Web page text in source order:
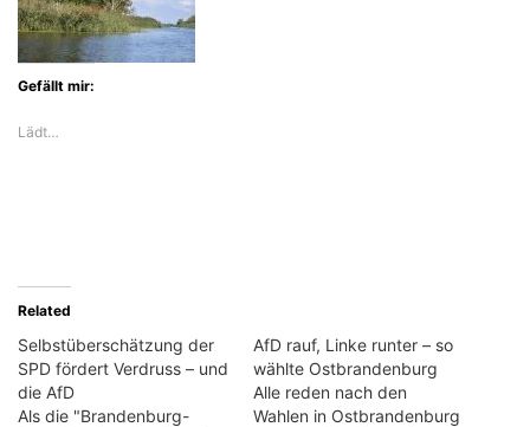
Gefällt mir:
Lädt…
Related
Selbstüberschätzung der
SPD fördert Verdruss – und
die AfD
Als die "Brandenburg-
AfD rauf, Linke runter – so
wählte Ostbrandenburg
Alle reden nach den
Wahlen in Ostbrandenburg